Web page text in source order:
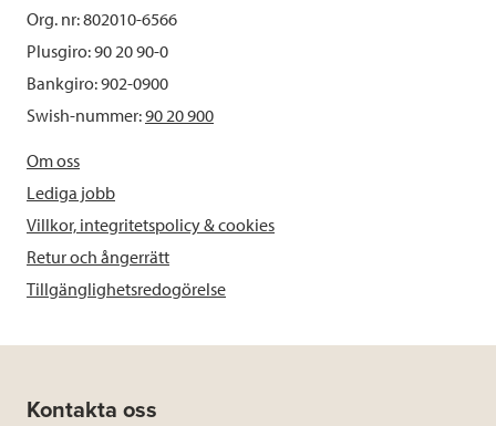
Org. nr: 802010-6566
Plusgiro: 90 20 90-0
Bankgiro: 902-0900
Swish-nummer:90 20 900
Om oss
Lediga jobb
Villkor, integritetspolicy & cookies
Retur och ångerrätt
Tillgänglighetsredogörelse
Kontakta oss